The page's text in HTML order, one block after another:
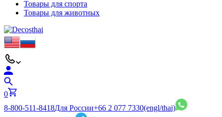
Товары для спорта
Товары для животных
0
8-800-511-8418Для России+66 2 077 7330(engl/thai)